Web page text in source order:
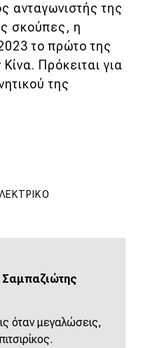
ανταγωνιστής της
σκούπες, η
το πρώτο της
Πρόκειται για
της
όταν μεγαλώσεις,